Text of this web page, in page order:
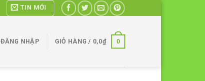
TIN MỚI
ĐĂNG NHẬP GIỎ HÀNG / 0,0₫ 0